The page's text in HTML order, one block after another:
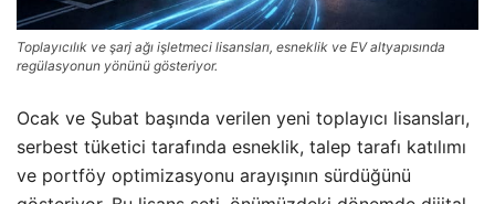
Toplayıcılık ve şarj ağı işletmeci lisansları, esneklik ve EV altyapısında
regülasyonun yönünü gösteriyor.
Ocak ve Şubat başında verilen yeni toplayıcı lisansları,
serbest tüketici tarafında esneklik, talep tarafı katılımı
ve portföy optimizasyonu arayışının sürdüğünü